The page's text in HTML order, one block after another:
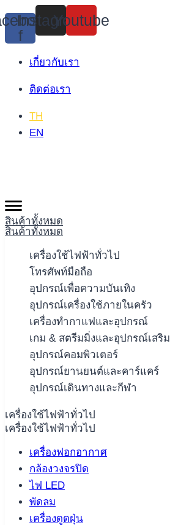
Skip
to
content
f
Instagram
Youtube
เกี่ยวกับเรา
ติดต่อเรา
TH
EN
สินค้าทั้งหมด
สินค้าทั้งหมด
เครื่องใช้ไฟฟ้าทั่วไป
โทรศัพท์มือถือ
อุปกรณ์เพื่อความบันเทิง
อุปกรณ์เครื่องใช้ภายในครัว
เครื่องทำกาแฟและอุปกรณ์
เกม & สตรีมมิ่งและอุปกรณ์เสริม
อุปกรณ์คอมพิวเตอร์
อุปกรณ์ยานยนต์และคาร์แคร์
อุปกรณ์เดินทางและกีฬา
เครื่องใช้ไฟฟ้าทั่วไป
เครื่องใช้ไฟฟ้าทั่วไป
เครื่องฟอกอากาศ
กล้องวงจรปิด
ไฟ LED
พัดลม
เครื่องดูดฝุ่น